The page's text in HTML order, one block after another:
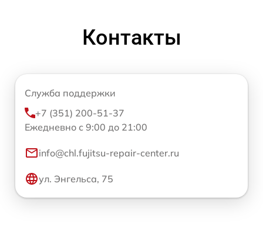
Контакты
Служба поддержки
+7 (351) 200-51-37
Ежедневно с 9:00 до 21:00
info@chl.fujitsu-repair-center.ru
ул. Энгельса, 75